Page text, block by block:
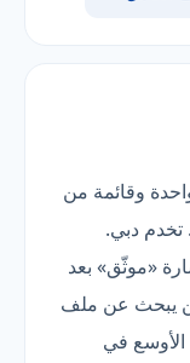
وقائمة من
تخدم دبي.
«موثّق» بعد
يبحث عن ملف
في